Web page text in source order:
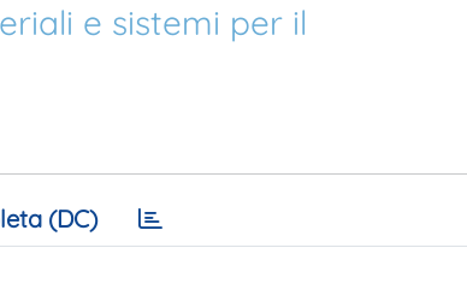
e sistemi per il
(DC)